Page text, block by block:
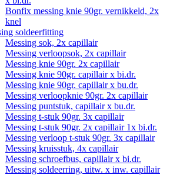
Bonfix messing knie 90gr. vernikkeld, 2x
knel
soldeerfitting
Messing sok, 2x capillair
Messing verloopsok, 2x capillair
Messing knie 90gr. 2x capillair
Messing knie 90gr. capillair x bi.dr.
Messing knie 90gr. capillair x bu.dr.
Messing verloopknie 90gr. 2x capillair
Messing puntstuk, capillair x bu.dr.
Messing t-stuk 90gr. 3x capillair
Messing t-stuk 90gr. 2x capillair 1x bi.dr.
Messing verloop t-stuk 90gr. 3x capillair
Messing kruisstuk, 4x capillair
Messing schroefbus, capillair x bi.dr.
Messing soldeerring, uitw. x inw. capillair